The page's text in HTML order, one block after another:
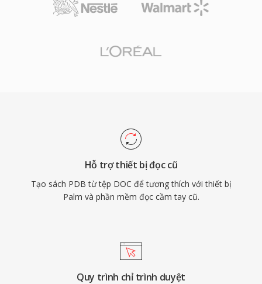
Hỗ trợ thiết bị đọc cũ
Tạo sách PDB từ tệp DOC để tương thích với thiết bị
Palm và phần mềm đọc cầm tay cũ.
Quy trình chỉ trình duyệt